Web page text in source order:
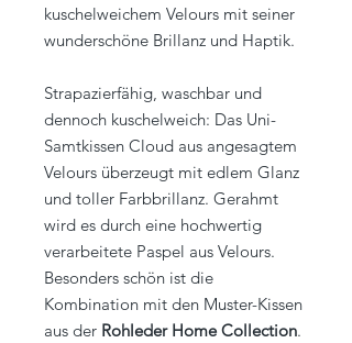
kuschelweichem Velours mit seiner
wunderschöne Brillanz und Haptik.
Strapazierfähig, waschbar und
dennoch kuschelweich: Das Uni-
Samtkissen Cloud aus angesagtem
Velours überzeugt mit edlem Glanz
und toller Farbbrillanz. Gerahmt
wird es durch eine hochwertig
verarbeitete Paspel aus Velours.
Besonders schön ist die
Kombination mit den Muster-Kissen
aus der Rohleder Home Collection.